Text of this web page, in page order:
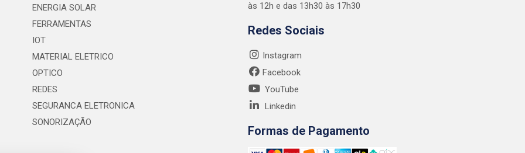
ENERGIA SOLAR
FERRAMENTAS
IOT
MATERIAL ELETRICO
OPTICO
REDES
SEGURANCA ELETRONICA
SONORIZAÇÃO
às 12h e das 13h30 às 17h30
Redes Sociais
Instagram
Facebook
YouTube
Linkedin
Formas de Pagamento